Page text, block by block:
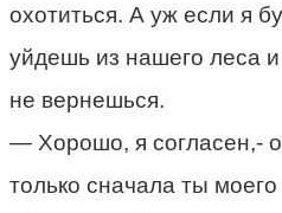
охотиться. А уж если я
уйдешь из нашего леса
не вернешься.
— Хорошо, я согласен,-
только сначала ты